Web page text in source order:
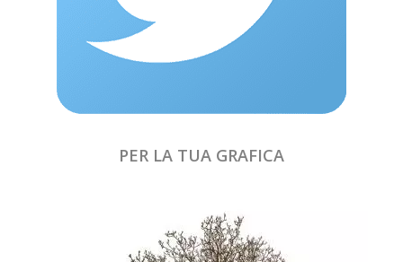
PER LA TUA GRAFICA